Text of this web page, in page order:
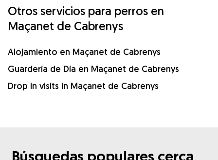
Otros servicios para perros en
Maçanet de Cabrenys
Alojamiento en Maçanet de Cabrenys
Guardería de Día en Maçanet de Cabrenys
Drop in visits in Maçanet de Cabrenys